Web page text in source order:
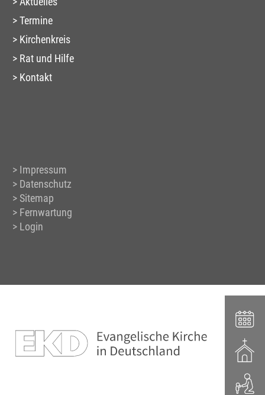
Termine
Kirchenkreis
Rat und Hilfe
Kontakt
Impressum
Datenschutz
Sitemap
Fernwartung
Login